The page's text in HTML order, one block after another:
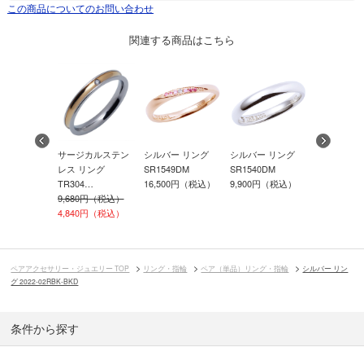
この商品についてのお問い合わせ
関連する商品はこちら
サージカルステン
レス リング
TR304…
9,680円（税込）
4,840円（税込）
シルバー リング
SR1549DM
16,500円（税込）
シルバー リング
SR1540DM
9,900円（税込）
ペアアクセサリー・ジュエリー TOP リング・指輪 ペア（単品）リング・指輪
シルバー リン
グ 2022-02RBK-BKD
条件から探す